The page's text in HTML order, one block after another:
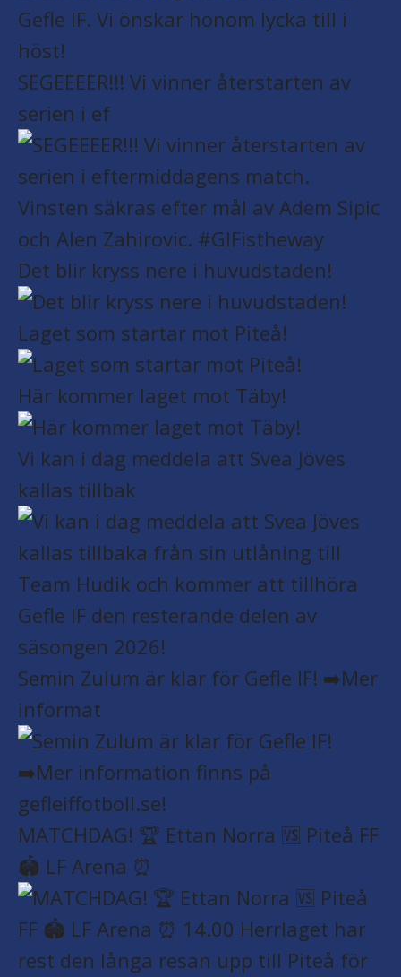
SEGEEEER!!! Vi vinner återstarten av
serien i ef
Det blir kryss nere i huvudstaden!
Laget som startar mot Piteå!
Här kommer laget mot Täby!
Vi kan i dag meddela att Svea Jöves
kallas tillbak
Semin Zulum är klar för Gefle IF! ➡️Mer
informat
MATCHDAG! 🏆 Ettan Norra 🆚 Piteå FF
🏟️ LF Arena ⏰